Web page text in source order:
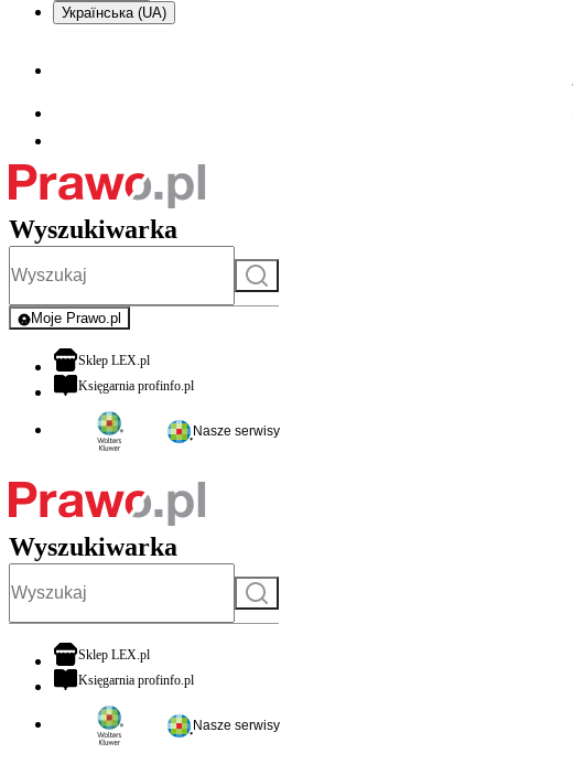
Українська (UA)
Wyszukiwarka
Szukaj
Moje Prawo.pl
- rejestracja i logowanie do serwisu
Sklep LEX.plotwiera się w nowej karcie
Księgarnia profinfo.plotwiera się w nowej karcie
Nasze serwisy
Wyszukiwarka
Szukaj
Sklep LEX.plotwiera się w nowej karcie
Księgarnia profinfo.plotwiera się w nowej karcie
Nasze serwisy